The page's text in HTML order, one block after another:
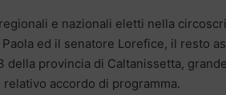
e nazionali eletti nella
ed il senatore Lorefice, il resto
provincia di Caltanissetta,
accordo di programma.